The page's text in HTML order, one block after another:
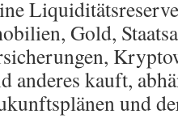
Gold,
anderes kauft,
und